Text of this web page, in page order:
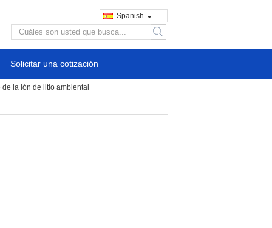
Spanish
search
Solicitar una cotización
la ión de litio ambiental